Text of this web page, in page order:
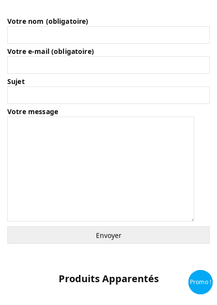
Votre nom (obligatoire)
Votre e-mail (obligatoire)
Sujet
Votre message
Produits Apparentés Promo !
Promo !
Promo !
Promo !